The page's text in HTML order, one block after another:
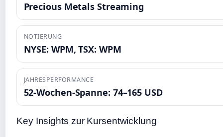
Precious Metals Streaming
NOTIERUNG
NYSE: WPM, TSX: WPM
JAHRESPERFORMANCE
52-Wochen-Spanne: 74–165 USD
Key Insights zur Kursentwicklung